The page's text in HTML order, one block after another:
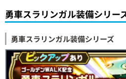
勇車スラリンガル装備シリー
勇車スラリンガル装備シリーズ